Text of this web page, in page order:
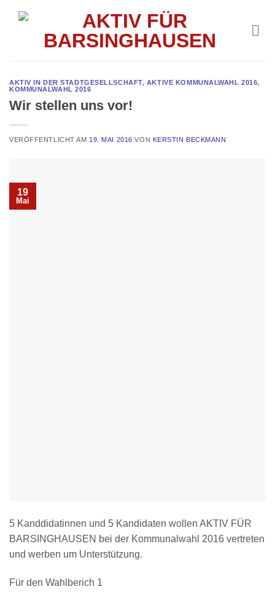
AKTIV IN DER STADTGESELLSCHAFT, AKTIVE KOMMUNALWAHL 2016,
KOMMUNALWAHL 2016
Wir stellen uns vor!
VERÖFFENTLICHT AM 19. MAI 2016 VON KERSTIN BECKMANN
19
Mai
5 Kanddidatinnen und 5 Kandidaten wollen AKTIV FÜR
BARSINGHAUSEN bei der Kommunalwahl 2016 vertreten
und werben um Unterstützung.
Für den Wahlberich 1